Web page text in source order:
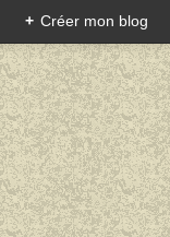
+ Créer mon blog